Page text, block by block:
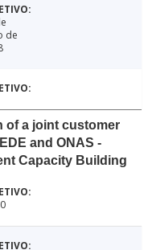
de
of a joint customer
and ONAS -
Capacity Building